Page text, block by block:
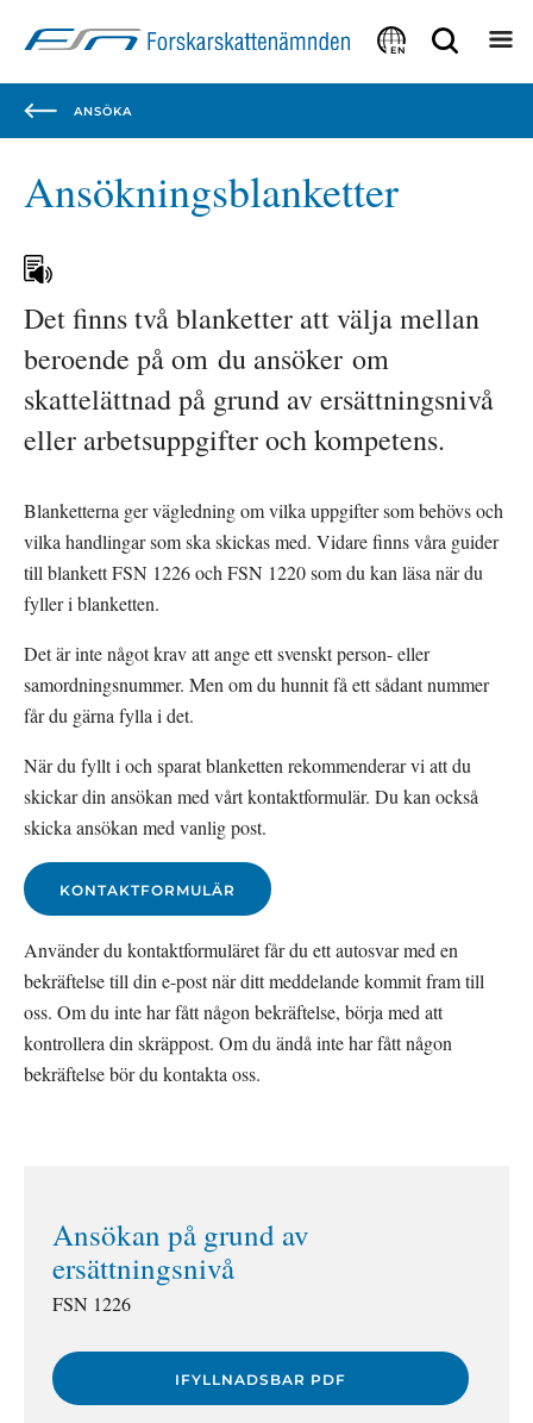
start
EN
ANSÖKA
Ansökningsblanketter
Det finns två blanketter att välja mellan
beroende på om du ansöker om
skattelättnad på grund av ersättningsnivå
eller arbetsuppgifter och kompetens.
Blanketterna ger vägledning om vilka uppgifter som behövs och
vilka handlingar som ska skickas med. Vidare finns våra guider
till blankett FSN 1226 och FSN 1220 som du kan läsa när du
fyller i blanketten.
Det är inte något krav att ange ett svenskt person- eller
samordningsnummer. Men om du hunnit få ett sådant nummer
får du gärna fylla i det.
När du fyllt i och sparat blanketten rekommenderar vi att du
skickar din ansökan med vårt kontaktformulär. Du kan också
skicka ansökan med vanlig post.
KONTAKTFORMULÄR
Använder du kontaktformuläret får du ett autosvar med en
bekräftelse till din e-post när ditt meddelande kommit fram till
oss. Om du inte har fått någon bekräftelse, börja med att
kontrollera din skräppost. Om du ändå inte har fått någon
bekräftelse bör du kontakta oss.
Ansökan på grund av
ersättningsnivå
FSN 1226
IFYLLNADSBAR PDF